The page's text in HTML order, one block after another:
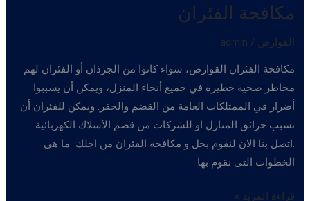
مكافحة الفئران
القوارض /
admin
مكافحة الفئران القوارض، سواء كانوا من الجرذان أو الفئران لهم
مخاطر صحية خطيرة في جميع أنحاء المنزل، ويمكن أن يسببوا
أضرار في الممتلكات العامة من القضم والحفر. ويمكن للفئران أن
تسبب حرائق المنازل او للشركات من قضم الأسلاك الكهربائية
.اتصل بنا الان لنقوم بحل و مكافحة الفئران من اجلك ما هى
الخطوات التى نقوم بها
مكافحة
قراءة المزيد »